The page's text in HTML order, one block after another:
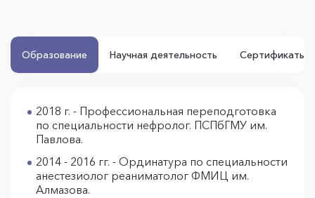
Образование Научная деятельность Сертификаты /
2018 г. - Профессиональная переподготовка
по специальности нефролог. ПСПбГМУ им.
Павлова.
2014 - 2016 гг. - Ординатура по специальности
анестезиолог реаниматолог ФМИЦ им.
Алмазова.